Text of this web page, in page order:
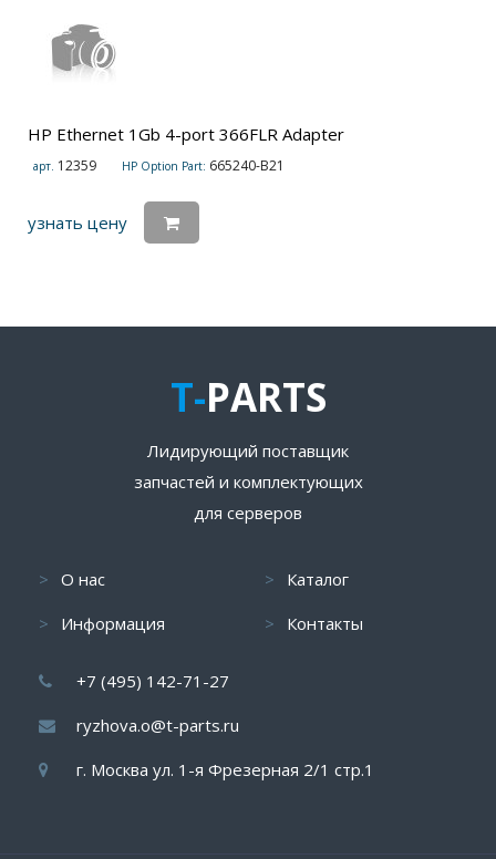
HP Ethernet 1Gb 4-port 366FLR Adapter
арт. 12359 HP Option Part: 665240-B21
узнать цену
T-PARTS
Лидирующий поставщик
запчастей и комплектующих
для серверов
О нас
Информация
Каталог
Контакты
+7 (495) 142-71-27
ryzhova.o@t-parts.ru
г. Москва ул. 1-я Фрезерная 2/1 стр.1